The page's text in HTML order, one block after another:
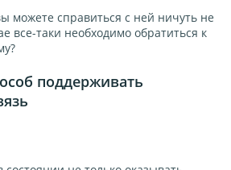
можете справиться с ней ничуть не
все-таки необходимо обратиться к
поддерживать